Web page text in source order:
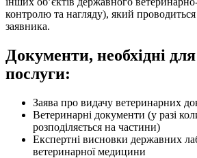
контролю та нагляду), який проводиться
заявника.
Документи, необхідні
послуги:
Заява про видачу ветеринарних
Ветеринарні документи (у разі
розподіляється на частини)
Експертні висновки державних
ветеринарної медицини